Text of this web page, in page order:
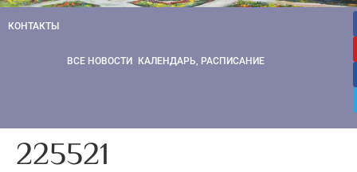
КОНТАКТЫ
ВСЕ НОВОСТИ КАЛЕНДАРЬ, РАСПИСАНИЕ
225521